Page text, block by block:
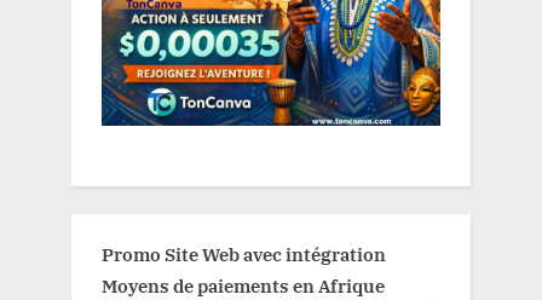
Promo Site Web avec intégration
Moyens de paiements en Afrique